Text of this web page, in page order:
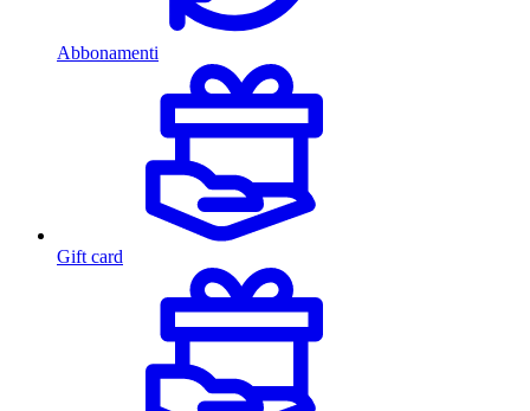
Abbonamenti
Gift card